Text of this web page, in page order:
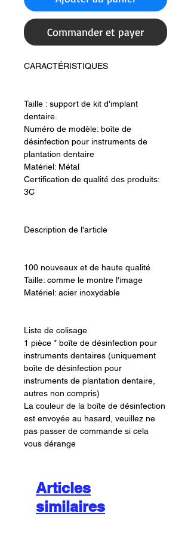
Commander et payer
CARACTÉRISTIQUES
Taille : support de kit d'implant
dentaire.
Numéro de modèle: boîte de
désinfection pour instruments de
plantation dentaire
Matériel: Métal
Certification de qualité des produits:
3C
Description de l'article
100 nouveaux et de haute qualité
Taille: comme le montre l'image
Matériel: acier inoxydable
Liste de colisage
1 pièce * boîte de désinfection pour
instruments dentaires (uniquement
boîte de désinfection pour
instruments de plantation dentaire,
autres non compris)
La couleur de la boîte de désinfection
est envoyée au hasard, veuillez ne
pas passer de commande si cela
vous dérange
Articles
similaires